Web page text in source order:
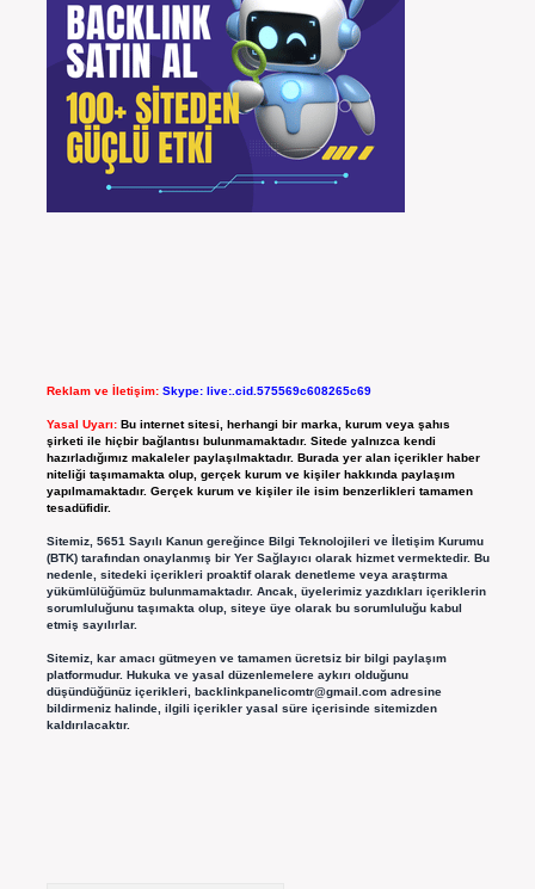
Reklam ve İletişim: Skype: live:.cid.575569c608265c69
Yasal Uyarı: Bu internet sitesi, herhangi bir marka, kurum veya şahıs
şirketi ile hiçbir bağlantısı bulunmamaktadır. Sitede yalnızca kendi
hazırladığımız makaleler paylaşılmaktadır. Burada yer alan içerikler haber
niteliği taşımamakta olup, gerçek kurum ve kişiler hakkında paylaşım
yapılmamaktadır. Gerçek kurum ve kişiler ile isim benzerlikleri tamamen
tesadüfidir.
Sitemiz, 5651 Sayılı Kanun gereğince Bilgi Teknolojileri ve İletişim Kurumu
(BTK) tarafından onaylanmış bir Yer Sağlayıcı olarak hizmet vermektedir. Bu
nedenle, sitedeki içerikleri proaktif olarak denetleme veya araştırma
yükümlülüğümüz bulunmamaktadır. Ancak, üyelerimiz yazdıkları içeriklerin
sorumluluğunu taşımakta olup, siteye üye olarak bu sorumluluğu kabul
etmiş sayılırlar.
Sitemiz, kar amacı gütmeyen ve tamamen ücretsiz bir bilgi paylaşım
platformudur. Hukuka ve yasal düzenlemelere aykırı olduğunu
düşündüğünüz içerikleri, backlinkpanelicomtr@gmail.comadresine
bildirmeniz halinde, ilgili içerikler yasal süre içerisinde sitemizden
kaldırılacaktır.